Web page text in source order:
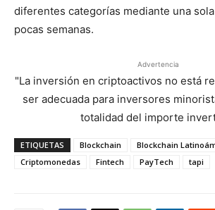
diferentes categorías mediante una
pocas semanas.
Advertencia
"La inversión en criptoactivos no está
ser adecuada para inversores
totalidad del importe
ETIQUETAS Blockchain
Blockchain
Criptomonedas
Fintech PayTech tapi